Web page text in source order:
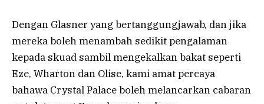
Dengan Glasner yang bertanggungjawab, dan jika
mereka boleh menambah sedikit pengalaman
kepada skuad sambil mengekalkan bakat seperti
Eze, Wharton dan Olise, kami amat percaya
bahawa Crystal Palace boleh melancarkan cabaran